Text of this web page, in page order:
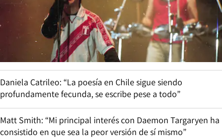
Daniela Catrileo: “La poesía en Chile sigue siendo
profundamente fecunda, se escribe pese a todo”
Matt Smith: “Mi principal interés con Daemon Targaryen ha
consistido en que sea la peor versión de sí mismo”